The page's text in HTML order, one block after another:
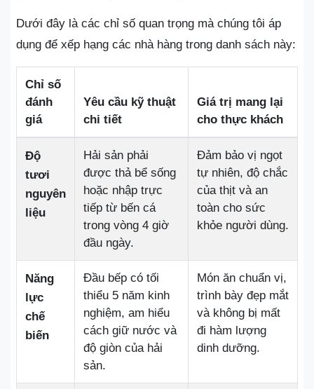
Dưới đây là các chỉ số quan trọng mà chúng tôi áp
dụng để xếp hạng các nhà hàng trong danh sách này:
Chỉ số
đánh
giá
Yêu cầu kỹ thuật
chi tiết
Giá trị mang lại
cho thực khách
Độ
tươi
nguyên
liệu
Hải sản phải
được thả bể sống
hoặc nhập trực
tiếp từ bến cá
trong vòng 4 giờ
đầu ngày.
Đảm bảo vị ngọt
tự nhiên, độ chắc
của thịt và an
toàn cho sức
khỏe người dùng.
Năng
lực
chế
biến
Đầu bếp có tối
thiểu 5 năm kinh
nghiệm, am hiểu
cách giữ nước và
độ giòn của hải
sản.
Món ăn chuẩn vị,
trình bày đẹp mắt
và không bị mất
đi hàm lượng
dinh dưỡng.